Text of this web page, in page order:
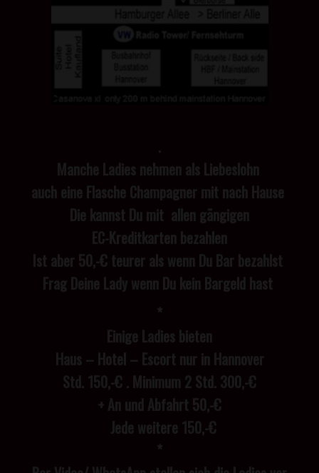
.
Manche Ladies nehmen als Liebeslohn
auch eine Flasche Champagner mit nach Hause
Die kannst Du mit allen gängigen
EC-Kreditkarten bezahlen
Ist aber 50,-€ teurer als wenn Du Bar bezahlst
Frag Deine Lady wenn Du kein Bargeld hast
*
Einige Ladies bieten
Haus – Hotel – Escort nur in Hannover
Std. 150,-€ . Minimum 2 Std. 300,-€
+ An und Abfahrt 50,-€
Jede weitere 150,-€
*